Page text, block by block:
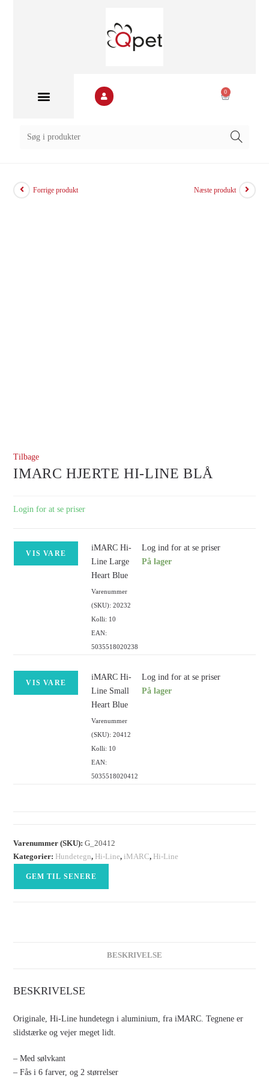
0
Forrige produkt Næste produkt
Tilbage
IMARC HJERTE HI-LINE BLÅ
Login for at se priser
VIS VARE
iMARC Hi-
Line Large
Heart Blue
Varenummer
(SKU): 20232
Kolli: 10
EAN:
5035518020238
Log ind for at se priser
På lager
VIS VARE
iMARC Hi-
Line Small
Heart Blue
Varenummer
(SKU): 20412
Kolli: 10
EAN:
5035518020412
Log ind for at se priser
På lager
Varenummer (SKU):G_20412
Kategorier: Hundetegn, Hi-Line,iMARC, Hi-Line
GEM TIL SENERE
BESKRIVELSE
BESKRIVELSE
Originale, Hi-Line hundetegn i aluminium, fra iMARC. Tegnene er
slidstærke og vejer meget lidt.
– Med sølvkant
– Fås i 6 farver, og 2 størrelser